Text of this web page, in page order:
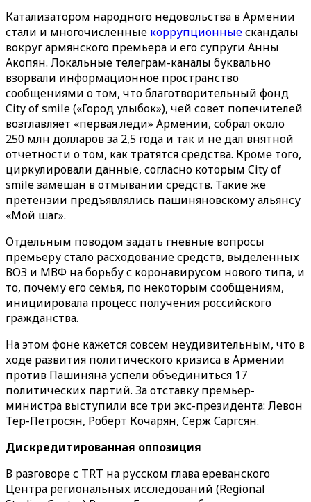
Катализатором народного недовольства в Армении
стали и многочисленные коррупционныескандалы
вокруг армянского премьера и его супруги Анны
Акопян. Локальные телеграм-каналы буквально
взорвали информационное пространство
сообщениями о том, что благотворительный фонд
City of smile («Город улыбок»), чей совет попечителей
возглавляет «первая леди» Армении, собрал около
250 млн долларов за 2,5 года и так и не дал внятной
отчетности о том, как тратятся средства. Кроме того,
циркулировали данные, согласно которым City of
smile замешан в отмывании средств. Такие же
претензии предъявлялись пашиняновскому альянсу
«Мой шаг».
Отдельным поводом задать гневные вопросы
премьеру стало расходование средств, выделенных
ВОЗ и МВФ на борьбу с коронавирусом нового типа, и
то, почему его семья, по некоторым сообщениям,
инициировала процесс получения российского
гражданства.
На этом фоне кажется совсем неудивительным, что в
ходе развития политического кризиса в Армении
против Пашиняна успели объединиться 17
политических партий. За отставку премьер-
министра выступили все три экс-президента: Левон
Тер-Петросян, Роберт Кочарян, Серж Саргсян.
Дискредитированная оппозиция
В разговоре с TRT на русском глава ереванского
Центра региональных исследований (Regional